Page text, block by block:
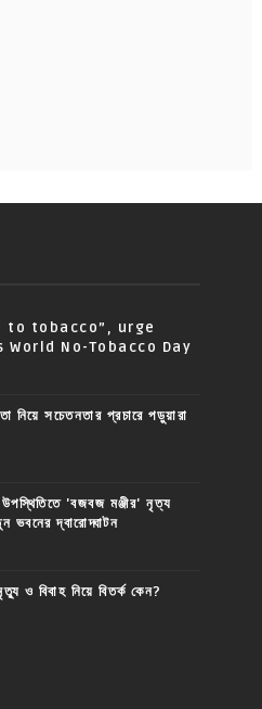
to tobacco”, urge
World No-Tobacco Day
নিয়ে সচেতনতার প্রচারে পড়ুয়ারা
'বজবজ মঞ্জীর' নৃত্য
ভবনের দ্বারোদ্ঘাটন
ও বিবাহ নিয়ে বিতর্ক কেন?